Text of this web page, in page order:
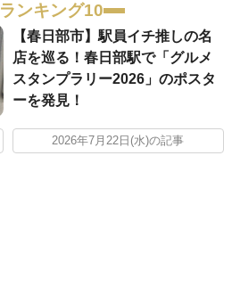
ランキング10
【春日部市】駅員イチ推しの名
店を巡る！春日部駅で「グルメ
スタンプラリー2026」のポスタ
ーを発見！
2026年7月22日(水)の記事